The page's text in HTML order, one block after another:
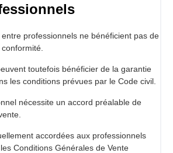
professionnels ne bénéficient pas de
toutefois bénéficier de la garantie
les conditions prévues par le Code civil.
nécessite un accord préalable de
accordées aux professionnels
Conditions Générales de Vente